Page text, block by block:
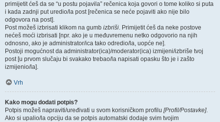
primijetit ćeš da se “u postu pojavila” rečenica koja govori o tome koliko si puta
i kada zadnji put uredio/la post [rečenica se neće pojaviti ako nije bilo
odgovora na post].
Post možeš izbrisati klikom na gumb izbriši. Primijetit ćeš da neke postove
nećeš moći izbrisati [npr. ako je u međuvremenu netko odgovorio na njih
odnosno, ako je administrator/ica tako odredio/la, uopće ne].
Postoji mogućnost da administrator(ica)/moderator(ica) izmijeni/izbriše tvoj
post [u prvom slučaju bi svakako trebao/la napisati opasku što je i zašto
izmijenio/la].
Vrh
Kako mogu dodati potpis?
Potpis možeš napraviti/uređivati u svom korisničkom profilu [Profil/Postavke].
Ako si upalio/la opciju da se potpis automatski dodaje svim tvojim